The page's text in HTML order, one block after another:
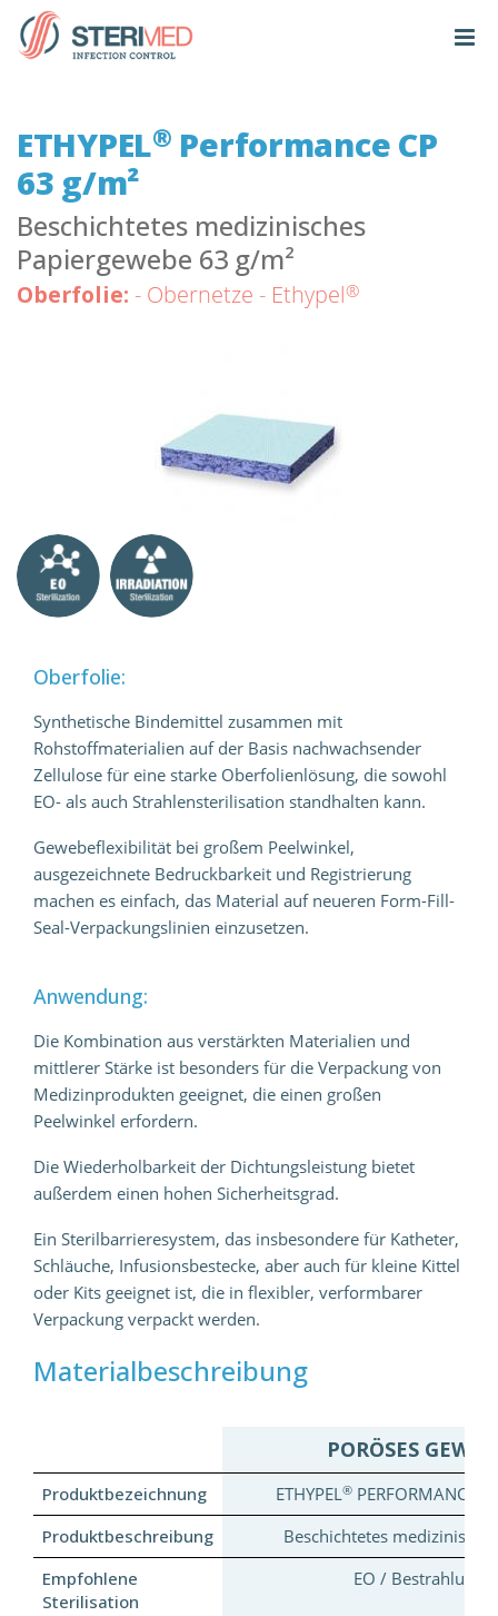
ETHYPEL® Performance CP
63 g/m²
Beschichtetes medizinisches
Papiergewebe 63 g/m²
Oberfolie: - Obernetze - Ethypel®
Oberfolie:
Synthetische Bindemittel zusammen mit
Rohstoffmaterialien auf der Basis nachwachsender
Zellulose für eine starke Oberfolienlösung, die sowohl
EO- als auch Strahlensterilisation standhalten kann.
Gewebeflexibilität bei großem Peelwinkel,
ausgezeichnete Bedruckbarkeit und Registrierung
machen es einfach, das Material auf neueren Form-Fill-
Seal-Verpackungslinien einzusetzen.
Anwendung:
Die Kombination aus verstärkten Materialien und
mittlerer Stärke ist besonders für die Verpackung von
Medizinprodukten geeignet, die einen großen
Peelwinkel erfordern.
Die Wiederholbarkeit der Dichtungsleistung bietet
außerdem einen hohen Sicherheitsgrad.
Ein Sterilbarrieresystem, das insbesondere für Katheter,
Schläuche, Infusionsbestecke, aber auch für kleine Kittel
oder Kits geeignet ist, die in flexibler, verformbarer
Verpackung verpackt werden.
Materialbeschreibung
PORÖSES
Produktbezeichnung ETHYPEL ®PERFORMANCE
Produktbeschreibung
Beschichtetes
Empfohlene
Sterilisation
EO / Bestrahlung